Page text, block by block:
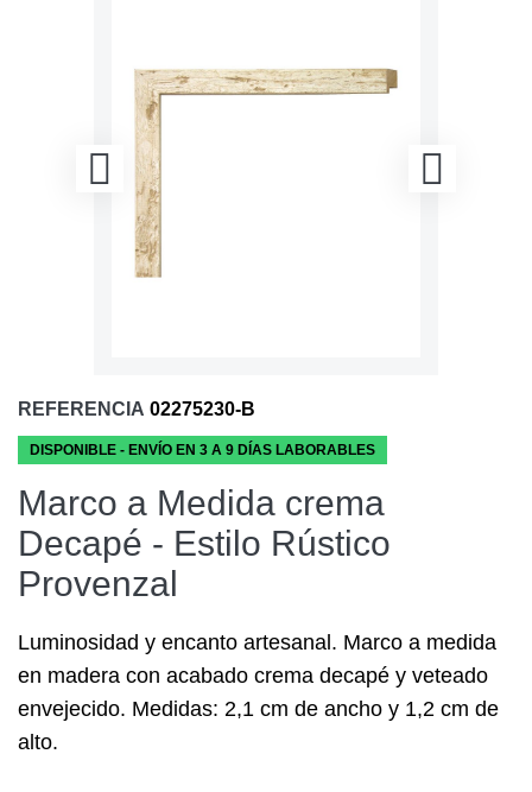
REFERENCIA 02275230-B
DISPONIBLE - ENVÍO EN 3 A 9 DÍAS LABORABLES
Marco a Medida crema
Decapé - Estilo Rústico
Provenzal
Luminosidad y encanto artesanal. Marco a medida
en madera con acabado crema decapé y veteado
envejecido. Medidas: 2,1 cm de ancho y 1,2 cm de
alto.